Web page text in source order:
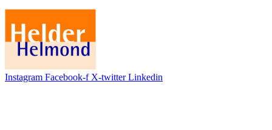
Instagram Facebook-f X-twitter Linkedin